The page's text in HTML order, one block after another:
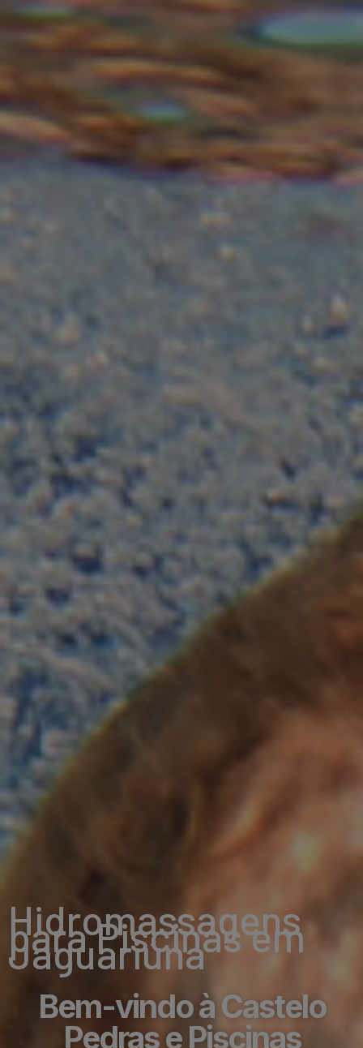
Hidromassagens
para Piscinas em
Jaguariúna
Bem-vindo à Castelo
Pedras e Piscinas